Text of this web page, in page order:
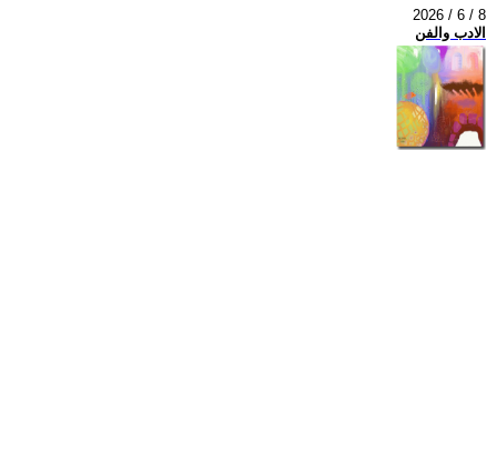
2026 / 6 / 8
الادب والفن